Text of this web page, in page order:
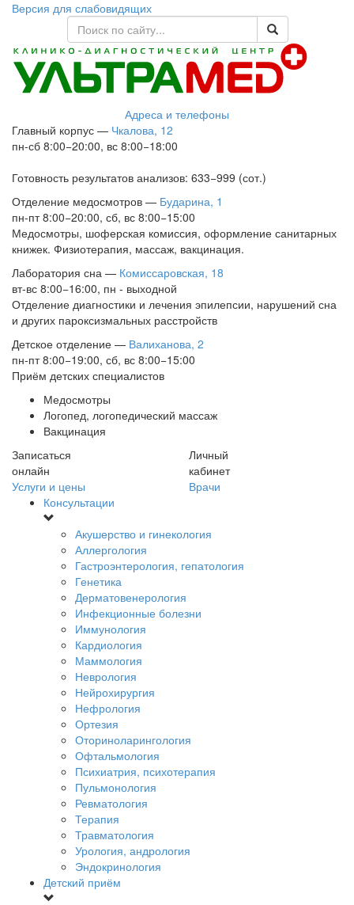
Версия для слабовидящих
Адреса и телефоны
Главный корпус — Чкалова, 12
пн-сб 8:00−20:00, вс 8:00−18:00
Готовность результатов анализов: 633−999 (сот.)
Отделение медосмотров — Бударина, 1
пн-пт 8:00−20:00, сб, вс 8:00−15:00
Медосмотры, шоферская комиссия, оформление санитарных
книжек. Физиотерапия, массаж, вакцинация.
Лаборатория сна — Комиссаровская, 18
вт-вс 8:00−16:00, пн - выходной
Отделение диагностики и лечения эпилепсии, нарушений сна
и других пароксизмальных расстройств
Детское отделение — Валиханова, 2
пн-пт 8:00−19:00, сб, вс 8:00−15:00
Приём детских специалистов
Медосмотры
Логопед, логопедический массаж
Вакцинация
Записаться
онлайн
Личный
кабинет
Услуги и цены
Врачи
Консультации
Акушерство и гинекология
Аллергология
Гастроэнтерология, гепатология
Генетика
Дерматовенерология
Инфекционные болезни
Иммунология
Кардиология
Маммология
Неврология
Нейрохирургия
Нефрология
Ортезия
Оториноларингология
Офтальмология
Психиатрия, психотерапия
Пульмонология
Ревматология
Терапия
Травматология
Урология, андрология
Эндокринология
Детский приём